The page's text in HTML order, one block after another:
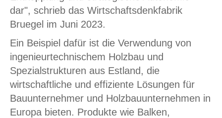
dar", schrieb das Wirtschaftsdenkfabrik
Bruegel im Juni 2023.
Ein Beispiel dafür ist die Verwendung von
ingenieurtechnischem Holzbau und
Spezialstrukturen aus Estland, die
wirtschaftliche und effiziente Lösungen für
Bauunternehmer und Holzbauunternehmen in
Europa bieten. Produkte wie Balken,